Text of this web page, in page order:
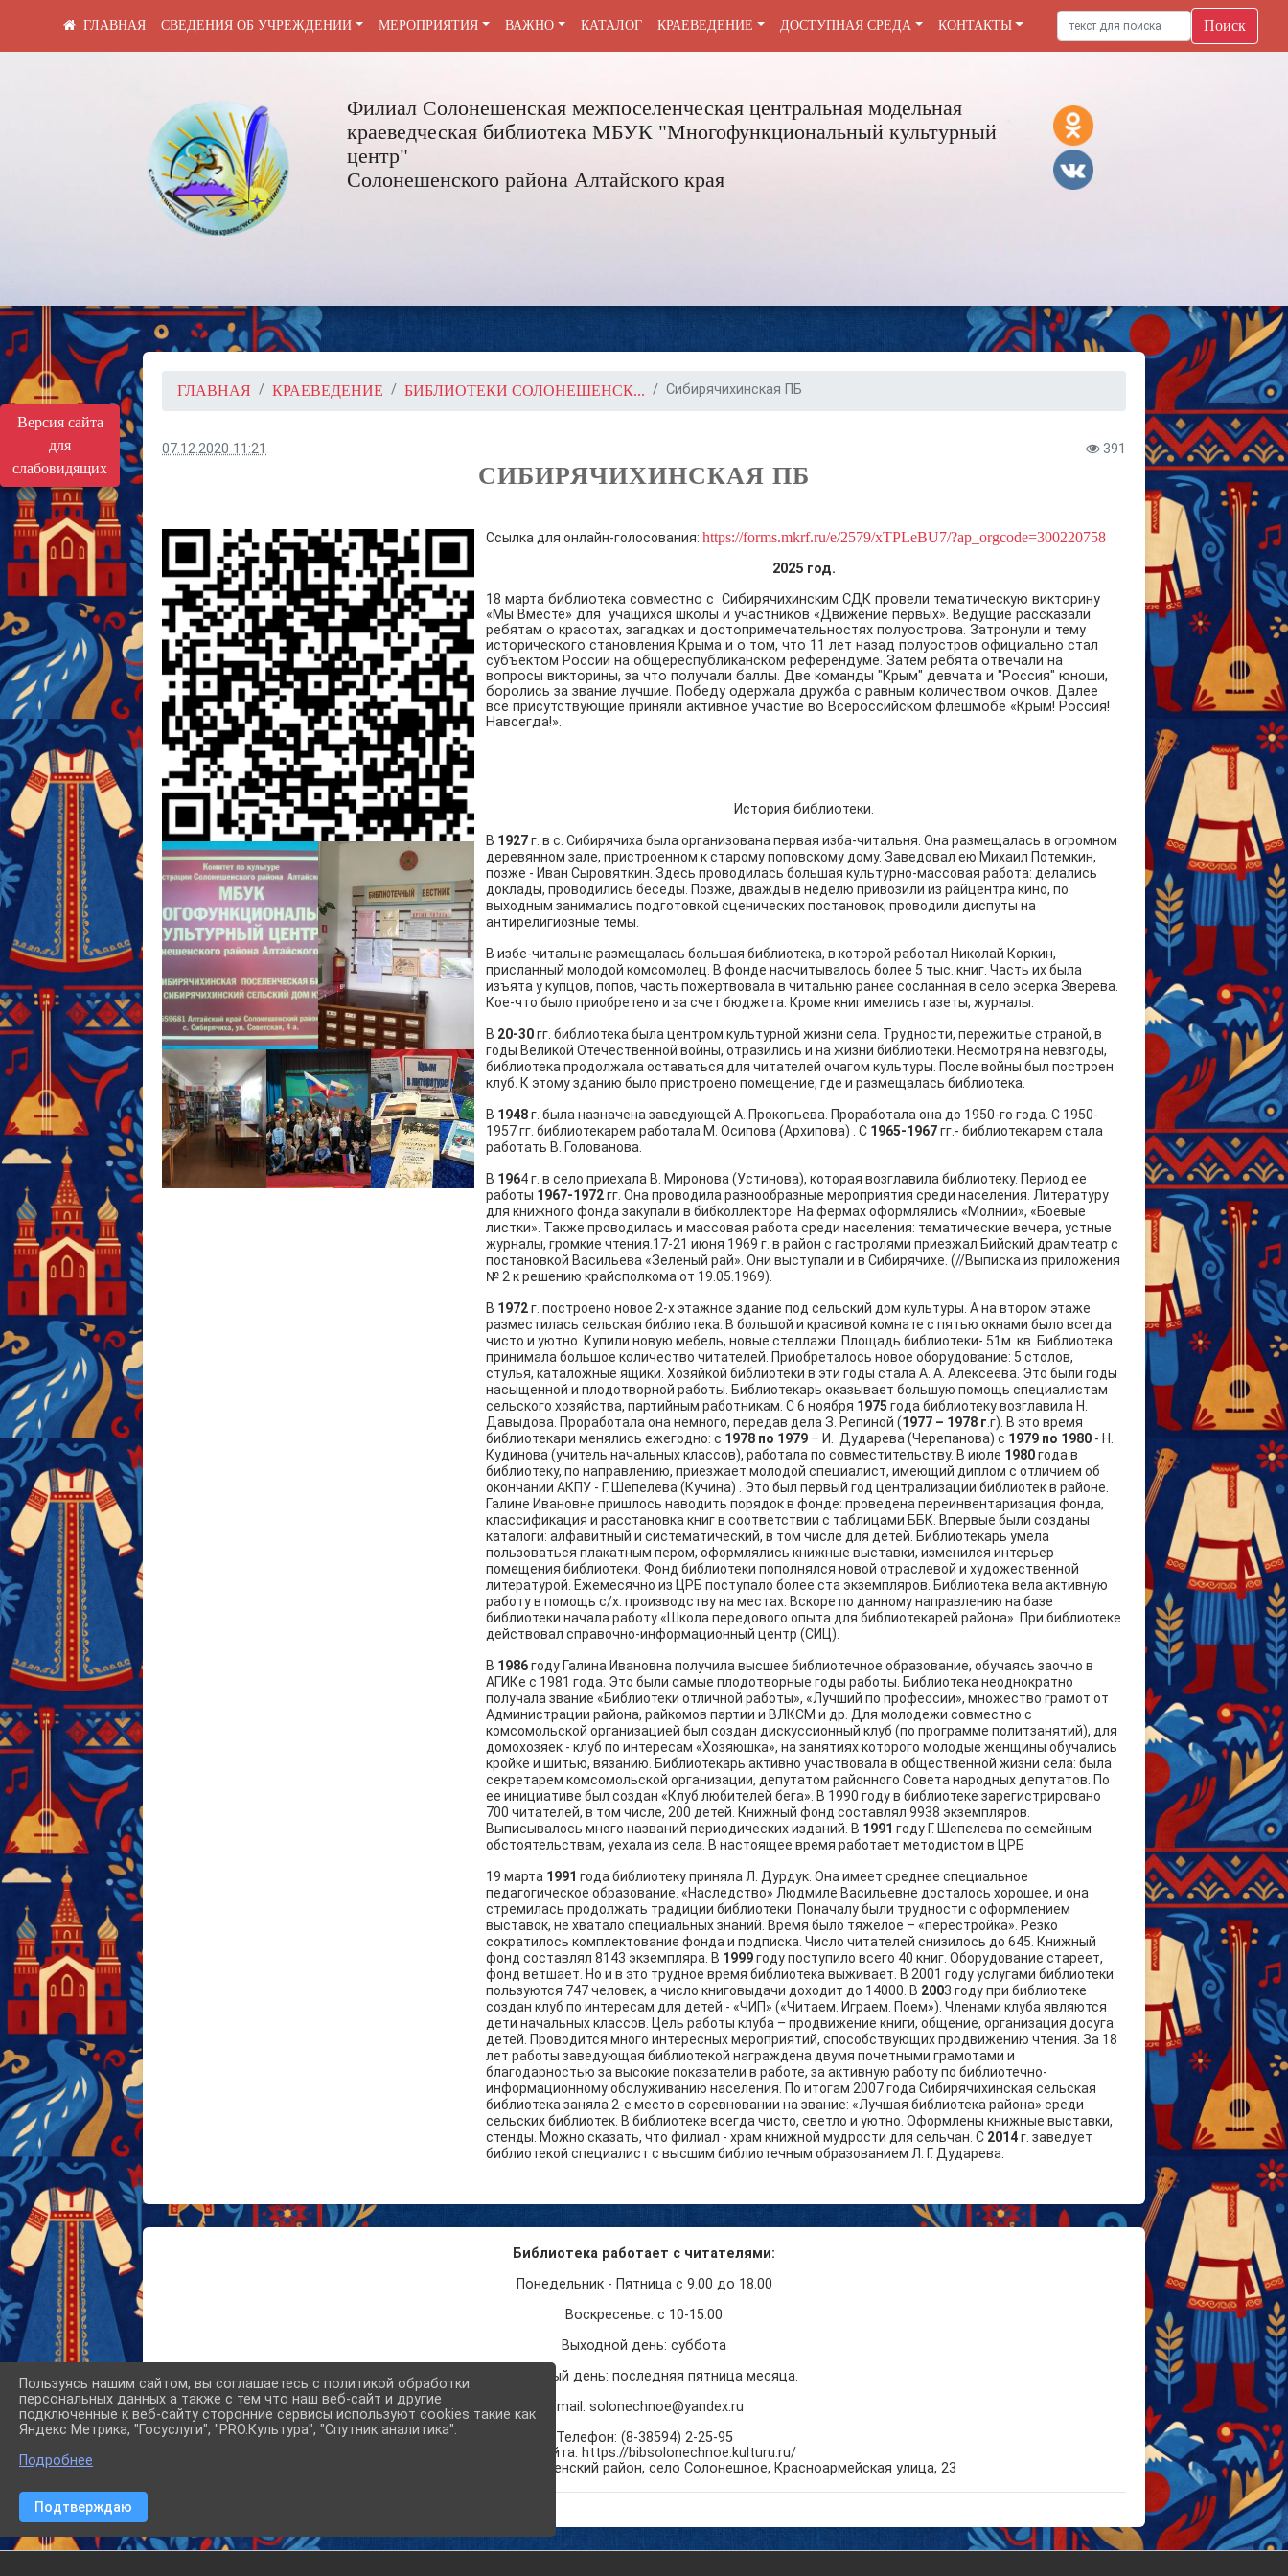
Версия сайта
для
слабовидящих
Филиал Солонешенская межпоселенческая центральная модельная
краеведческая библиотека МБУК "Многофункциональный культурный
центр"
Солонешенского района Алтайского края
СВЕДЕНИЯ ОБ УЧРЕЖДЕНИИ МЕРОПРИЯТИЯ ВАЖНО КАТАЛОГ КРАЕВЕДЕНИЕ ДОСТУПНАЯ СРЕДА КОНТАКТЫ Поиск
ГЛАВНАЯ КРАЕВЕДЕНИЕ БИБЛИОТЕКИ СОЛОНЕШЕНСК... Сибирячихинская ПБ
07.12.2020 11:21 391
СИБИРЯЧИХИНСКАЯ ПБ
Ссылка для онлайн-голосования:https://forms.mkrf.ru/e/2579/xTPLeBU7/?ap_orgcode=300220758
2025 год.
18 марта библиотека совместно с Сибирячихинским СДК провели тематическую викторину
«Мы Вместе» для учащихся школы и участников «Движение первых». Ведущие рассказали
ребятам о красотах, загадках и достопримечательностях полуострова. Затронули и тему
исторического становления Крыма и о том, что 11 лет назад полуостров официально стал
субъектом России на общереспубликанском референдуме. Затем ребята отвечали на
вопросы викторины, за что получали баллы. Две команды "Крым" девчата и "Россия" юноши,
боролись за звание лучшие. Победу одержала дружба с равным количеством очков. Далее
все присутствующие приняли активное участие во Всероссийском флешмобе «Крым! Россия!
Навсегда!».
История библиотеки.
В 1927г. в с. Сибирячиха была организована первая изба-читальня. Она размещалась в огромном
деревянном зале, пристроенном к старому поповскому дому. Заведовал ею Михаил Потемкин,
позже - Иван Сыровяткин. Здесь проводилась большая культурно-массовая работа: делались
доклады, проводились беседы. Позже, дважды в неделю привозили из райцентра кино, по
выходным занимались подготовкой сценических постановок, проводили диспуты на
антирелигиозные темы.
В избе-читальне размещалась большая библиотека, в которой работал Николай Коркин,
присланный молодой комсомолец. В фонде насчитывалось более 5 тыс. книг. Часть их была
изъята у купцов, попов, часть пожертвовала в читальню ранее сосланная в село эсерка Зверева.
Кое-что было приобретено и за счет бюджета. Кроме книг имелись газеты, журналы.
В 20-30гг. библиотека была центром культурной жизни села. Трудности, пережитые страной, в
годы Великой Отечественной войны, отразились и на жизни библиотеки. Несмотря на невзгоды,
библиотека продолжала оставаться для читателей очагом культуры. После войны был построен
клуб. К этому зданию было пристроено помещение, где и размещалась библиотека.
В 1948г. была назначена заведующей А. Прокопьева. Проработала она до 1950-го года. С 1950-
1957 гг. библиотекарем работала М. Осипова (Архипова) . С 1965-1967гг.- библиотекарем стала
работать В. Голованова.
В 1964 г. в село приехала В. Миронова (Устинова), которая возглавила библиотеку. Период ее
работы 1967-1972гг. Она проводила разнообразные мероприятия среди населения. Литературу
для книжного фонда закупали в бибколлекторе. На фермах оформлялись «Молнии», «Боевые
листки». Также проводилась и массовая работа среди населения: тематические вечера, устные
журналы, громкие чтения.17-21 июня 1969 г. в район с гастролями приезжал Бийский драмтеатр с
постановкой Васильева «Зеленый рай». Они выступали и в Сибирячихе. (//Выписка из приложения
№ 2 к решению крайсполкома от 19.05.1969).
В 1972г. построено новое 2-х этажное здание под сельский дом культуры. А на втором этаже
разместилась сельская библиотека. В большой и красивой комнате с пятью окнами было всегда
чисто и уютно. Купили новую мебель, новые стеллажи. Площадь библиотеки- 51м. кв. Библиотека
принимала большое количество читателей. Приобреталось новое оборудование: 5 столов,
стулья, каталожные ящики. Хозяйкой библиотеки в эти годы стала А. А. Алексеева. Это были годы
насыщенной и плодотворной работы. Библиотекарь оказывает большую помощь специалистам
сельского хозяйства, партийным работникам. С 6 ноября 1975 года библиотеку возглавила Н.
Давыдова. Проработала она немного, передав дела З. Репиной (1977 – 1978 г .г). В это время
библиотекари менялись ежегодно: с 1978 по 1979 – И. Дударева (Черепанова) с 1979 по 1980 - Н.
Кудинова (учитель начальных классов), работала по совместительству. В июле 1980года в
библиотеку, по направлению, приезжает молодой специалист, имеющий диплом с отличием об
окончании АКПУ - Г. Шепелева (Кучина) . Это был первый год централизации библиотек в районе.
Галине Ивановне пришлось наводить порядок в фонде: проведена переинвентаризация фонда,
классификация и расстановка книг в соответствии с таблицами ББК. Впервые были созданы
каталоги: алфавитный и систематический, в том числе для детей. Библиотекарь умела
пользоваться плакатным пером, оформлялись книжные выставки, изменился интерьер
помещения библиотеки. Фонд библиотеки пополнялся новой отраслевой и художественной
литературой. Ежемесячно из ЦРБ поступало более ста экземпляров. Библиотека вела активную
работу в помощь с/х. производству на местах. Вскоре по данному направлению на базе
библиотеки начала работу «Школа передового опыта для библиотекарей района». При библиотеке
действовал справочно-информационный центр (СИЦ).
В 1986году Галина Ивановна получила высшее библиотечное образование, обучаясь заочно в
АГИКе с 1981 года. Это были самые плодотворные годы работы. Библиотека неоднократно
получала звание «Библиотеки отличной работы», «Лучший по профессии», множество грамот от
Администрации района, райкомов партии и ВЛКСМ и др. Для молодежи совместно с
комсомольской организацией был создан дискуссионный клуб (по программе политзанятий), для
домохозяек - клуб по интересам «Хозяюшка», на занятиях которого молодые женщины обучались
кройке и шитью, вязанию. Библиотекарь активно участвовала в общественной жизни села: была
секретарем комсомольской организации, депутатом районного Совета народных депутатов. По
ее инициативе был создан «Клуб любителей бега». В 1990 году в библиотеке зарегистрировано
700 читателей, в том числе, 200 детей. Книжный фонд составлял 9938 экземпляров.
Выписывалось много названий периодических изданий. В 1991 году Г. Шепелева по семейным
обстоятельствам, уехала из села. В настоящее время работает методистом в ЦРБ
19 марта 1991 года библиотеку приняла Л. Дурдук. Она имеет среднее специальное
педагогическое образование. «Наследство» Людмиле Васильевне досталось хорошее, и она
стремилась продолжать традиции библиотеки. Поначалу были трудности с оформлением
выставок, не хватало специальных знаний. Время было тяжелое – «перестройка». Резко
сократилось комплектование фонда и подписка. Число читателей снизилось до 645. Книжный
фонд составлял 8143 экземпляра. В 1999году поступило всего 40 книг. Оборудование стареет,
фонд ветшает. Но и в это трудное время библиотека выживает. В 2001 году услугами библиотеки
пользуются 747 человек, а число книговыдачи доходит до 14000. В 2003 году при библиотеке
создан клуб по интересам для детей - «ЧИП» («Читаем. Играем. Поем»). Членами клуба являются
дети начальных классов. Цель работы клуба – продвижение книги, общение, организация досуга
детей. Проводится много интересных мероприятий, способствующих продвижению чтения. За 18
лет работы заведующая библиотекой награждена двумя почетными грамотами и
благодарностью за высокие показатели в работе, за активную работу по библиотечно-
информационному обслуживанию населения. По итогам 2007 года Сибирячихинская сельская
библиотека заняла 2-е место в соревновании на звание: «Лучшая библиотека района» среди
сельских библиотек. В библиотеке всегда чисто, светло и уютно. Оформлены книжные выставки,
стенды. Можно сказать, что филиал - храм книжной мудрости для сельчан. С 2014г. заведует
библиотекой специалист с высшим библиотечным образованием Л. Г. Дударева.
Библиотека работает с читателями:
Понедельник - Пятница с 9.00 до 18.00
Воскресенье: с 10-15.00
Выходной день: суббота
Санитарный день: последняя пятница месяца.
E-mail: solonechnoe@yandex.ru
Телефон: (8-38594) 2-25-95
Aдрес сайта: https://bibsolonechnoe.kulturu.ru/
Солонешенский район, село Солонешное, Красноармейская улица, 23
Пользуясь нашим сайтом, вы соглашаетесь с политикой обработки
персональных данных а также с тем что наш веб-сайт и другие
подключенные к веб-сайту сторонние сервисы используют cookies такие как
Яндекс Метрика, "Госуслуги", "PRO.Культура", "Спутник аналитика".
Подробнее
Подтверждаю